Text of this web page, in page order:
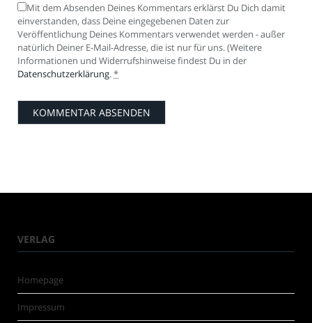
Mit dem Absenden Deines Kommentars erklärst Du Dich damit
einverstanden, dass Deine eingegebenen Daten zur
Veröffentlichung Deines Kommentars verwendet werden - außer
natürlich Deiner E-Mail-Adresse, die ist nur für uns. (Weitere
Informationen und Widerrufshinweise findest Du in der
Datenschutzerklärung. *
VERLAG
Homepage
Impressum